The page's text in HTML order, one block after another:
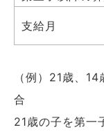
支給月
（例）21歳、
合
21歳の子を第一